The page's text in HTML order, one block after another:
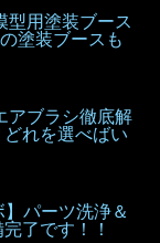
型用塗装ブース
塗装ブースも
アブラシ徹底解
れを選べばい
】パーツ洗浄＆
了です！！